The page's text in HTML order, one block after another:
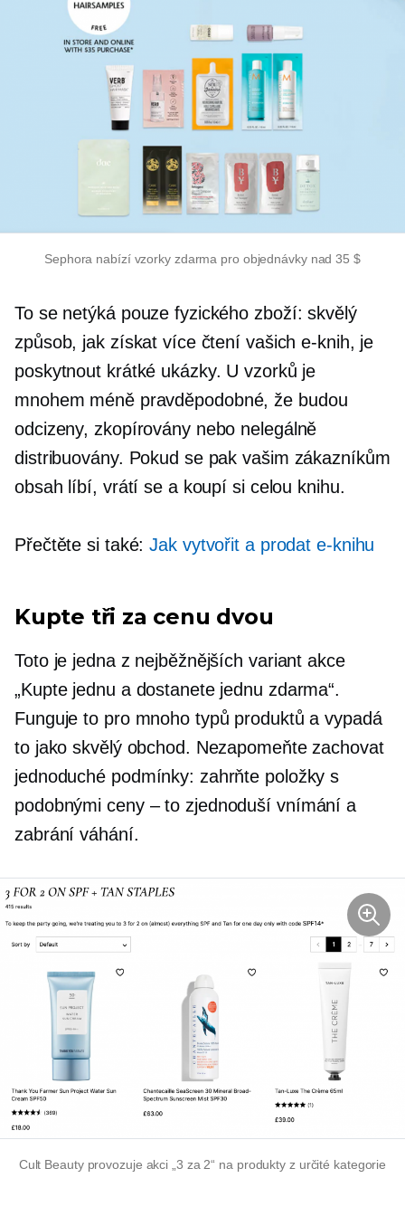
Sephora nabízí vzorky zdarma pro objednávky nad 35 $
To se netýká pouze fyzického zboží: skvělý
způsob, jak získat více čtení vašich e-knih, je
poskytnout krátké ukázky. U vzorků je
mnohem méně pravděpodobné, že budou
odcizeny, zkopírovány nebo nelegálně
distribuovány. Pokud se pak vašim zákazníkům
obsah líbí, vrátí se a koupí si celou knihu.
Přečtěte si také:Jak vytvořit a prodat e-knihu
Kupte tři za cenu dvou
Toto je jedna z nejběžnějších variant akce
„Kupte jednu a dostanete jednu zdarma“.
Funguje to pro mnoho typů produktů a vypadá
to jako skvělý obchod. Nezapomeňte zachovat
jednoduché podmínky: zahrňte položky s
podobnýmiceny – to zjednoduší vnímání a
zabrání váhání.
Cult Beauty provozuje akci „3 za 2“ na produkty z určité kategorie